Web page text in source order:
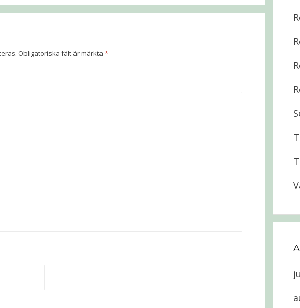
Obligatoriska fält är märkta *